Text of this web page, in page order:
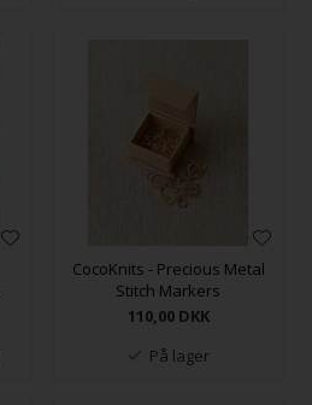
CocoKnits - Precious Metal
Stitch Markers
110,00 DKK
På lager